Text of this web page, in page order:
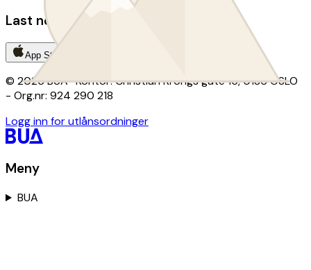
Last ned BUA-appen
App Store
© 2026 BUA · Kontor: Christian Krohgs gate 15, 0186 OSLO
- Org.nr: 924 290 218
Logg inn for utlånsordninger
Meny
BUA